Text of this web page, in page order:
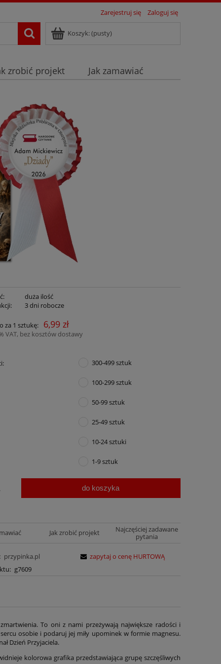
Zarejestruj się Zaloguj się
Koszyk:(pusty)
zrobić projekt
Jak zamawiać
duża ilość
3 dni robocze
za 1 sztukę: 6,99 zł
VAT, bez kosztów dostawy
300-499 sztuk
100-299 sztuk
50-99 sztuk
25-49 sztuk
10-24 sztuki
1-9 sztuk
do koszyka
Jak zrobić projekt
Najczęściej zadawane
pytania
przypinka.pl
g7609
zapytaj o cenę HURTOWĄ
To oni z nami przeżywają największe radości i
osobie i podaruj jej miły upominek w formie magnesu.
Dzień Przyjaciela.
kolorowa grafika przedstawiająca grupę szczęśliwych